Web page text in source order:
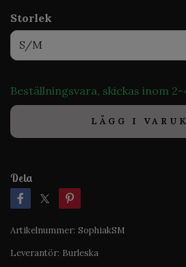
Storlek
S/M
Beställningsvara, skickas inom
LÄGG I
Dela
Artikelnummer: SophiakSM
Leverantör: Burleska